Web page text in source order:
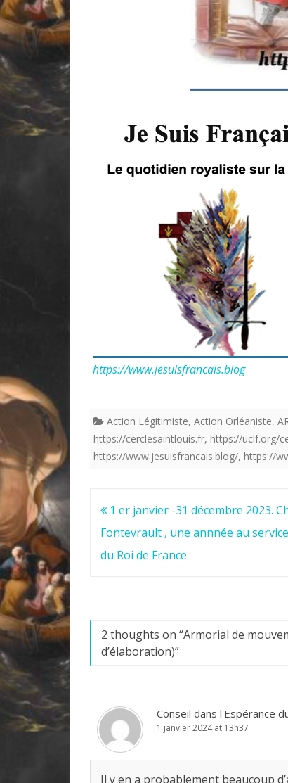
https://www.jesuisfrancais.blog
Action Légitimiste, Action Orléaniste,
https://cerclesaintlouis.fr, https://uclf.org/
https://www.jesuisfrancais.blog/, https://
Navigation
de
l’article
1 er janvier -31 décembre 2023.
Fontevrault , une annnée au
du Roi de France.
2 thoughts on “Armorial de
d’élaboration)”
Conseil dans l'Espérance
1 janvier 2024 at 13h37
Il y en a probablement beaucoup